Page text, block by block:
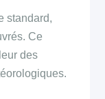
standard,
Ce
des